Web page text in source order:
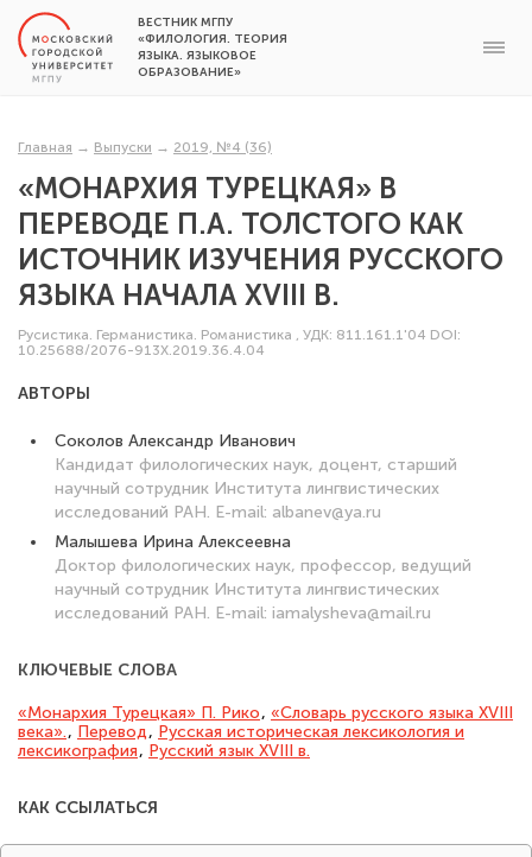
ВЕСТНИК МГПУ
«ФИЛОЛОГИЯ. ТЕОРИЯ
ЯЗЫКА. ЯЗЫКОВОЕ
ОБРАЗОВАНИЕ»
Главная → Выпуски → 2019, №4 (36)
«МОНАРХИЯ ТУРЕЦКАЯ» В
ПЕРЕВОДЕ П.А. ТОЛСТОГО КАК
ИСТОЧНИК ИЗУЧЕНИЯ РУССКОГО
ЯЗЫКА НАЧАЛА XVIII В.
Русистика. Германистика. Романистика , УДК: 811.161.1'04 DOI:
10.25688/2076-913X.2019.36.4.04
АВТОРЫ
Соколов Александр Иванович
Кандидат филологических наук, доцент, старший
научный сотрудник Института лингвистических
исследований РАН. E-mail: albanev@ya.ru
Малышева Ирина Алексеевна
Доктор филологических наук, профессор, ведущий
научный сотрудник Института лингвистических
исследований РАН. E-mail: iamalysheva@mail.ru
КЛЮЧЕВЫЕ СЛОВА
«Монархия Турецкая» П. Рико, «Словарь русского языка XVIII
века»., Перевод, Русская историческая лексикология и
лексикография, Русский язык XVIII в.
КАК ССЫЛАТЬСЯ